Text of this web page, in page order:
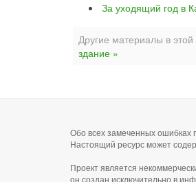
За уходящий год в
Другие материалы в этой
здание »
Обо всех замеченных
Настоящий ресурс может
Проект является
он создан исключительно в